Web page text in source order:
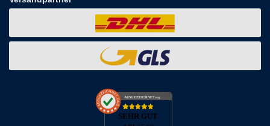
AUSGEZEICHNET.org
SEHR GUT